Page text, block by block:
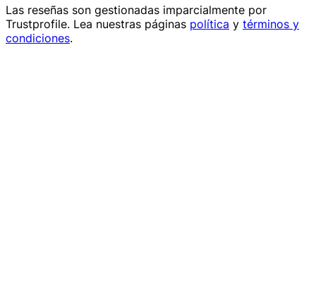
Las reseñas son gestionadas imparcialmente por
Trustprofile. Lea nuestras páginas política y términos y
condiciones.